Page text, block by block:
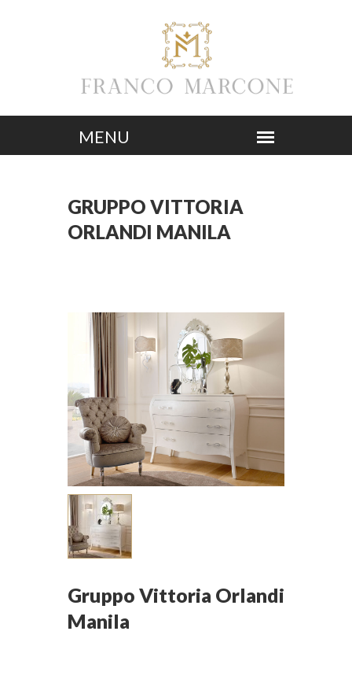
GRUPPO VITTORIA
ORLANDI MANILA
Gruppo Vittoria Orlandi
Manila